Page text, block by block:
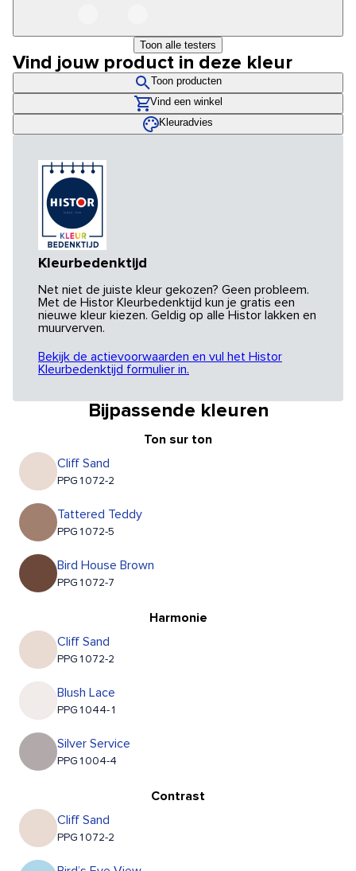
Toon alle testers
Vind jouw product in deze kleur
Toon producten
Vind een winkel
Kleuradvies
Kleurbedenktijd
Net niet de juiste kleur gekozen? Geen probleem.
Met de Histor Kleurbedenktijd kun je gratis een
nieuwe kleur kiezen. Geldig op alle Histor lakken en
muurverven.
Bekijk de actievoorwaarden en vul het Histor
Kleurbedenktijd formulier in.
Bijpassende kleuren
Ton sur ton
Cliff Sand
PPG1072-2
Tattered Teddy
PPG1072-5
Bird House Brown
PPG1072-7
Harmonie
Cliff Sand
PPG1072-2
Blush Lace
PPG1044-1
Silver Service
PPG1004-4
Contrast
Cliff Sand
PPG1072-2